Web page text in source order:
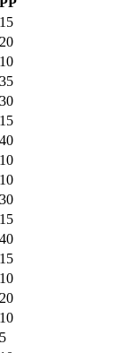
15
20
10
35
30
15
40
10
10
30
15
40
15
10
20
10
5